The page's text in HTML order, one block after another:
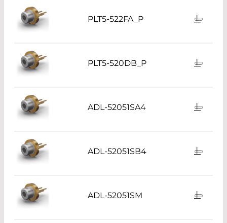
PLT5-522FA_P
PLT5-520DB_P
ADL-52051SA4
ADL-52051SB4
ADL-52051SM